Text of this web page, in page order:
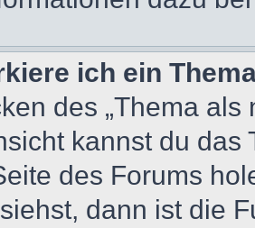
ich ein
des „Thema
kannst du
des Forums
dann ist die